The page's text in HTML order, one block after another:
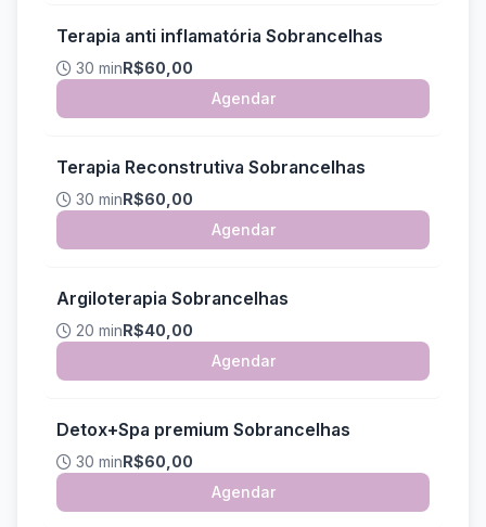
Terapia anti inflamatória Sobrancelhas
30 minR$60,00
Agendar
Terapia Reconstrutiva Sobrancelhas
30 minR$60,00
Agendar
Argiloterapia Sobrancelhas
20 minR$40,00
Agendar
Detox+Spa premium Sobrancelhas
30 minR$60,00
Agendar